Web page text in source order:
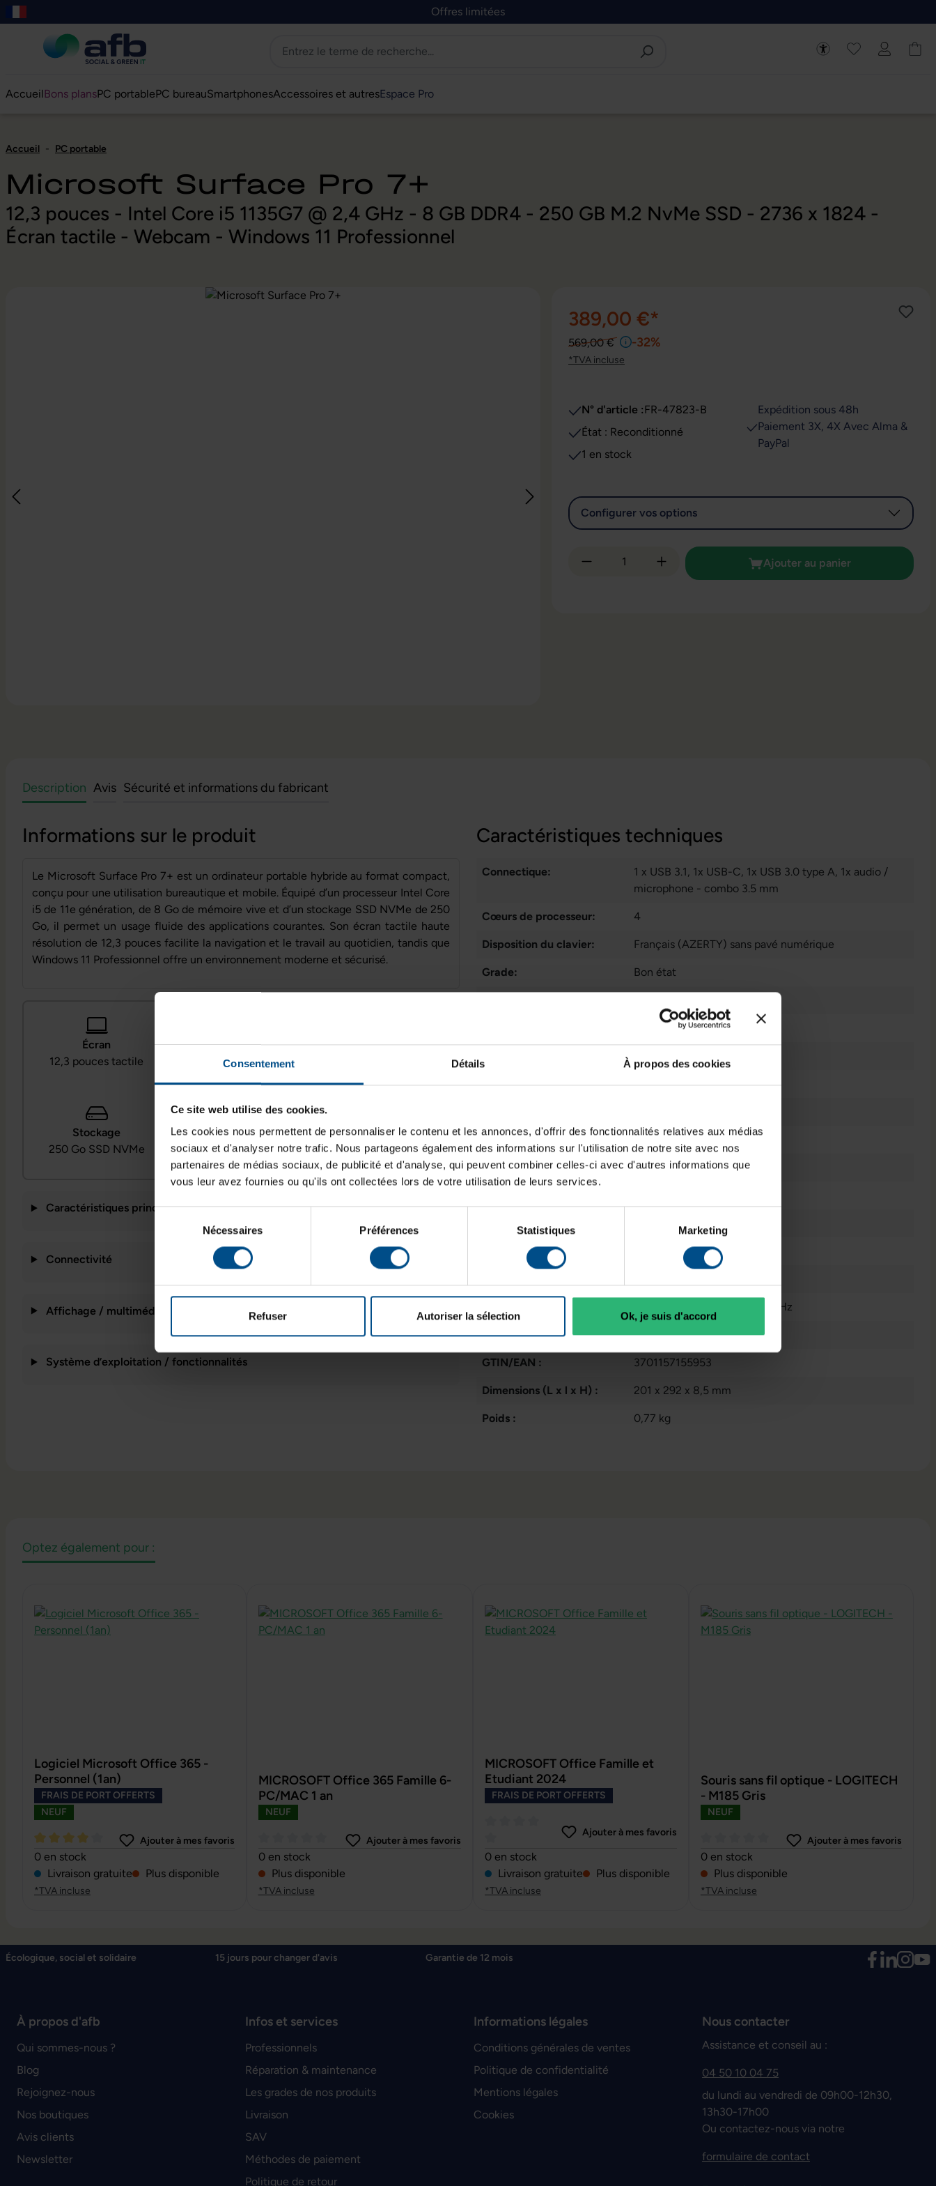
Consentement Détails À propos des cookies
Ce site web utilise des cookies.
Les cookies nous permettent de personnaliser le contenu et les annonces, d'offrir des fonctionnalités relatives aux médias
sociaux et d'analyser notre trafic. Nous partageons également des informations sur l'utilisation de notre site avec nos
partenaires de médias sociaux, de publicité et d'analyse, qui peuvent combiner celles-ci avec d'autres informations que
vous leur avez fournies ou qu'ils ont collectées lors de votre utilisation de leurs services.
Sélection
consentement
Nécessaires Préférences Statistiques Marketing
Refuser Autoriser la sélection Ok, je suis d'accord
au contenu principal
à la recherche
Passer à la navigation principale
Skip to B2B platform navigation Offres limitées
AccueilBons plansPC portablePC bureauSmartphonesAccessoires et autresEspace Pro
Accueil - PC portable
Microsoft Surface Pro 7+
12,3 pouces - Intel Core i5 1135G7 @ 2,4 GHz - 8 GB DDR4 - 250 GB M.2 NvMe SSD - 2736 x 1824 -
Écran tactile - Webcam - Windows 11 Professionnel
389,00 €*
569,00 € -32%
*TVA incluse
N° d'article :FR-47823-B
État : Reconditionné
1 en stock
Expédition sous 48h
Paiement 3X, 4X Avec Alma &
PayPal
Configurer vos options
Quantité de produit : Entrez la quantité
Ajouter au panier
Description Avis Sécurité et informations du fabricant
Informations sur le produit
Le Microsoft Surface Pro 7+ est un ordinateur portable hybride au format compact,
conçu pour une utilisation bureautique et mobile. Équipé d’un processeur Intel Core
i5 de 11e génération, de 8 Go de mémoire vive et d’un stockage SSD NVMe de 250
Go, il permet un usage fluide des applications courantes. Son écran tactile haute
résolution de 12,3 pouces facilite la navigation et le travail au quotidien, tandis que
Windows 11 Professionnel offre un environnement moderne et sécurisé.
Écran
12,3 pouces tactile
Processeur
Intel Core i5-1135G7
Mémoire vive
Stockage
250 Go SSD NVMe
Système
Windows 11 Pro
USB-C, USB-A, Jack 3,5
mm
Caractéristiques principales
Connectivité
Affichage / multimédia
Système d’exploitation / fonctionnalités
Caractéristiques techniques
Connectique: 1 x USB 3.1, 1x USB-C, 1x USB 3.0 type A, 1x audio /
microphone - combo 3.5 mm
Cœurs de processeur: 4
Disposition du clavier: Français (AZERTY) sans pavé numérique
Grade: Bon état
Puce graphique intégrée: Intel® Iris Xe Graphics
Système d'exploitation: Windows 11 Professionnel
Taille de l'écran: 12,3 pouces
Type de produit: Ordinateur Portable
Webcam:
Intel Core i5 1135G7 @ 2,4 GHz
Stockage de données: 250 GB M.2 NvMe SSD
GTIN/EAN : 3701157155953
Dimensions (L x l x H) : 201 x 292 x 8,5 mm
Poids : 0,77 kg
Optez également pour :
Logiciel Microsoft Office 365 -
Personnel (1an)
FRAIS DE PORT OFFERTS
NEUF
Note moyenne de 4 sur 5 étoiles
Ajouter à mes favoris
0 en stock
Livraison gratuite
Plus disponible
*TVA incluse
MICROSOFT Office 365 Famille 6-
PC/MAC 1 an
NEUF
Note moyenne de 0 sur 5 étoiles
Ajouter à mes favoris
0 en stock
Plus disponible
*TVA incluse
MICROSOFT Office Famille et
Etudiant 2024
FRAIS DE PORT OFFERTS
Note moyenne de 0 sur 5 étoiles
Ajouter à mes favoris
0 en stock
Livraison gratuite
Plus disponible
*TVA incluse
Souris sans fil optique - LOGITECH
- M185 Gris
NEUF
Note moyenne de 0 sur 5 étoiles
Ajouter à mes favoris
0 en stock
Plus disponible
*TVA incluse
Écologique, social et solidaire 15 jours pour changer d'avis Garantie de 12 mois
À propos d'afb
Qui sommes-nous ?
Blog
Rejoignez-nous
Nos boutiques
Avis clients
Newsletter
Infos et services
Professionnels
Réparation & maintenance
Les grades de nos produits
Livraison
SAV
Méthodes de paiement
Politique de retour
Informations légales
Conditions générales de ventes
Politique de confidentialité
Mentions légales
Cookies
Nous contacter
Assistance et conseil au :
04 50 10 04 75
du lundi au vendredi de 09h00-12h30,
13h30-17h00
Ou contactez-nous via notre
formulaire de contact